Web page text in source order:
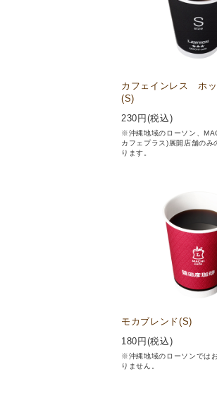
カフェインレス ホ
(S)
230 円(税込)
※沖縄地域のローソン、
カフェプラス)展開店舗のみ
ります。
モカブレンド(S)
180 円(税込)
※沖縄地域のローソンでは
りません。